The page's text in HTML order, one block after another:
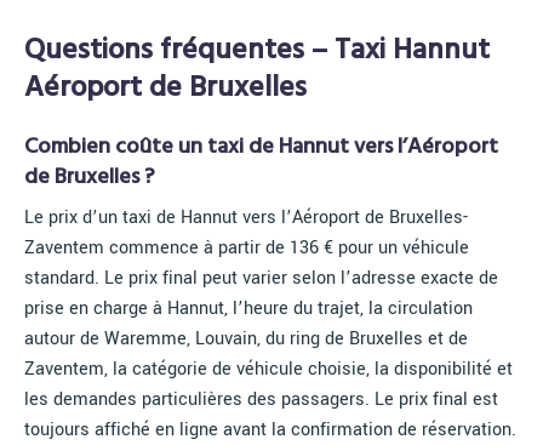
Questions fréquentes – Taxi Hannut
Aéroport de Bruxelles
Combien coûte un taxi de Hannut vers l’Aéroport
de Bruxelles ?
Le prix d’un taxi de Hannut vers l’Aéroport de Bruxelles-
Zaventem commence à partir de 136 € pour un véhicule
standard. Le prix final peut varier selon l’adresse exacte de
prise en charge à Hannut, l’heure du trajet, la circulation
autour de Waremme, Louvain, du ring de Bruxelles et de
Zaventem, la catégorie de véhicule choisie, la disponibilité et
les demandes particulières des passagers. Le prix final est
toujours affiché en ligne avant la confirmation de réservation.